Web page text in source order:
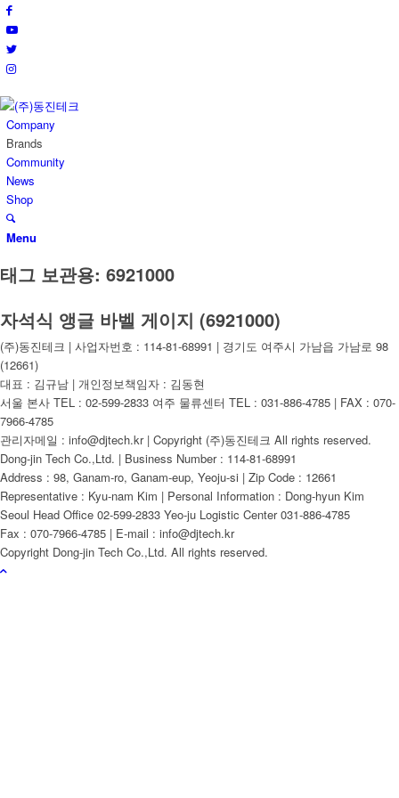
Company
Brands
Community
News
Shop
Menu
태그 보관용: 6921000
자석식 앵글 바벨 게이지 (6921000)
(주)동진테크 | 사업자번호 : 114-81-68991 | 경기도 여주시 가남읍 가남로 98
(12661)
대표 : 김규남 | 개인정보책임자 : 김동현
서울 본사 TEL : 02-599-2833 여주 물류센터 TEL : 031-886-4785 | FAX : 070-
7966-4785
관리자메일 : info@djtech.kr | Copyright (주)동진테크 All rights reserved.
Dong-jin Tech Co.,Ltd. | Business Number : 114-81-68991
Address : 98, Ganam-ro, Ganam-eup, Yeoju-si | Zip Code : 12661
Representative : Kyu-nam Kim | Personal Information : Dong-hyun Kim
Seoul Head Office 02-599-2833 Yeo-ju Logistic Center 031-886-4785
Fax : 070-7966-4785 | E-mail : info@djtech.kr
Copyright Dong-jin Tech Co.,Ltd. All rights reserved.